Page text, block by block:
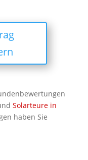
Solarteure in
haben Sie